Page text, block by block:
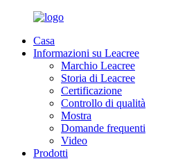
Casa
Informazioni su Leacree
Marchio Leacree
Storia di Leacree
Certificazione
Controllo di qualità
Mostra
Domande frequenti
Video
Prodotti